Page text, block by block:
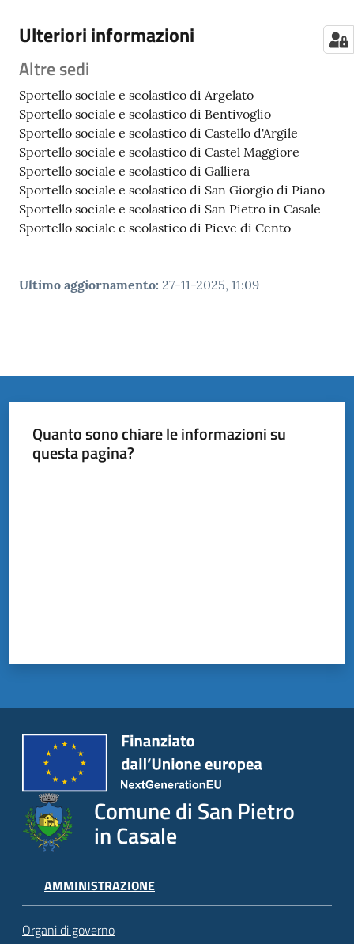
Ulteriori informazioni
Altre sedi
Sportello sociale e scolastico di Argelato
Sportello sociale e scolastico di Bentivoglio
Sportello sociale e scolastico di Castello d'Argile
Sportello sociale e scolastico di Castel Maggiore
Sportello sociale e scolastico di Galliera
Sportello sociale e scolastico di San Giorgio di Piano
Sportello sociale e scolastico di San Pietro in Casale
Sportello sociale e scolastico di Pieve di Cento
Ultimo aggiornamento: 27-11-2025, 11:09
Quanto sono chiare le informazioni su
questa pagina?
Comune di San Pietro
in Casale
AMMINISTRAZIONE
Organi di governo